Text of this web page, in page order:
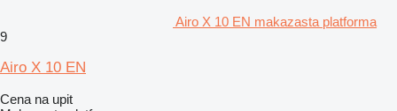
Airo X 10 EN makazasta platforma
9
Airo X 10 EN
Cena na upit